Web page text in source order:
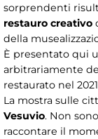
sorprendenti
restauro creativo
della
È presentato qui
arbitrariamente
restaurato nel
La mostra sulle
Vesuvio. Non
raccontare il